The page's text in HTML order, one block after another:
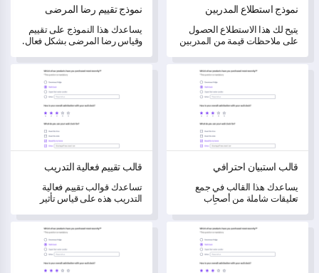
نموذج استطلاع المدربين
يتيح لك هذا الاستطلاع الحصول
على ملاحظات قيمة من المدربين
برنامجك.
نموذج تقييم رضا المرضى
يساعدك هذا النموذج على تقييم
وقياس رضا المرضى بشكل فعال.
قالب استبيان احترافي
قالب استبيان احترافي
يساعدك هذا القالب في جمع
تعليقات شاملة من أصحاب
وتعزيز المشاركة.
قالب تقييم فعالية التدريب
قالب تقييم فعالية التدريب
تساعدك قوالب تقييم فعالية
التدريب هذه على قياس تأثير
استبيان تقييم اضطراب القلق العام (GAD-7) نموذج اختبار الغذاء والتغذية